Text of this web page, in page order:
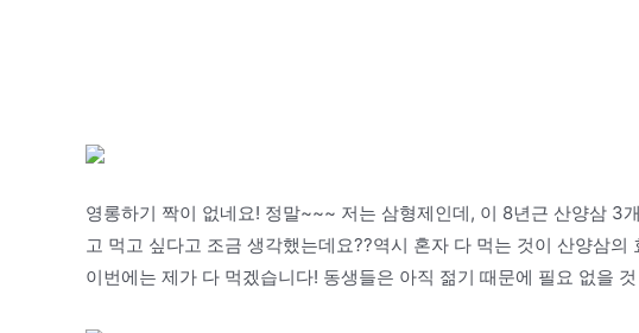
영롱하기 짝이 없네요! 정말~~~ 저는 삼형제인데, 이 8년근 산양삼 3
고 먹고 싶다고 조금 생각했는데요??역시 혼자 다 먹는 것이 산양삼
이번에는 제가 다 먹겠습니다! 동생들은 아직 젊기 때문에 필요 없을